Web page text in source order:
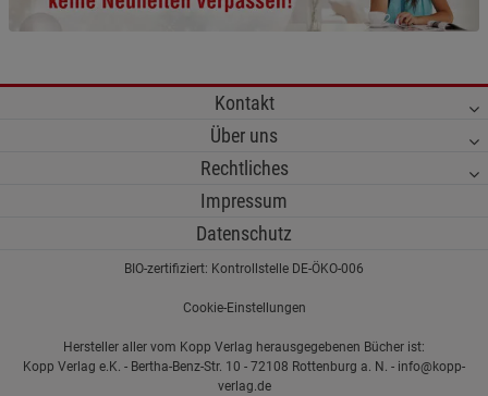
Kontakt
Über uns
Rechtliches
Impressum
Datenschutz
BIO-zertifiziert: Kontrollstelle DE-ÖKO-006
Cookie-Einstellungen
Hersteller aller vom Kopp Verlag herausgegebenen Bücher ist:
Kopp Verlag e.K. - Bertha-Benz-Str. 10 - 72108 Rottenburg a. N. - info@kopp-
verlag.de
anzeigen
Statistik Cookies (2) Statistik Cookies
Beschreibung Statistik Cookies
Cookie-Informationen
Marketing Cookies (3)
Datenschutzerklärung Impressum